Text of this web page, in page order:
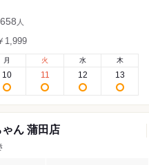
人
1,999
月
10
火
11
水
12
木
13
ん 蒲田店